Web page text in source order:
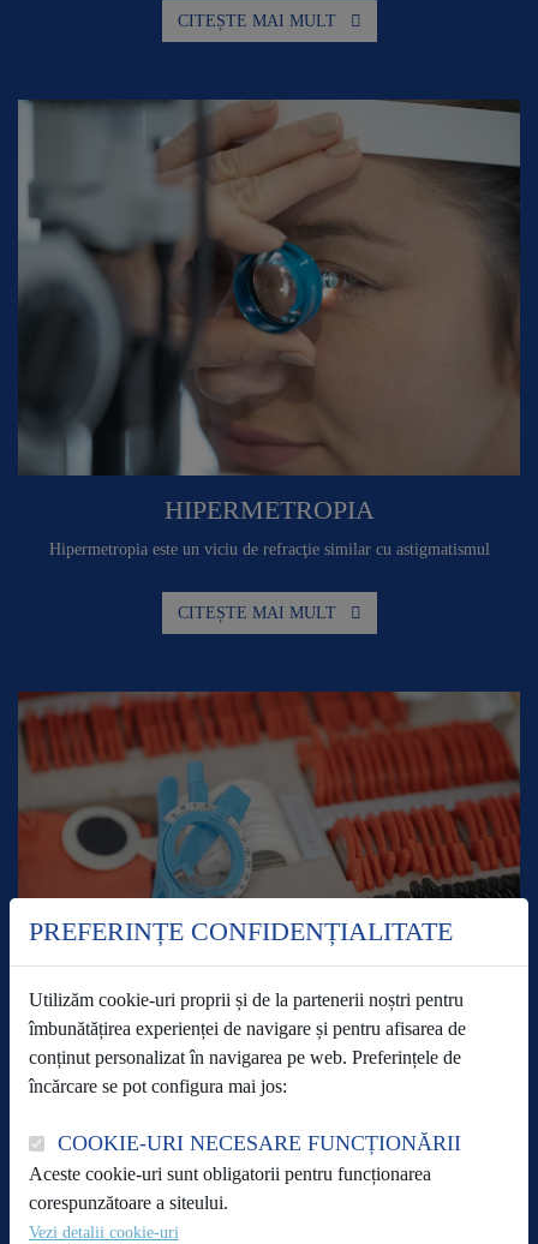
CITEȘTE MAI MULT
HIPERMETROPIA
Hipermetropia este un viciu de refracţie similar cu astigmatismul
CITEȘTE MAI MULT
MIOPIA
Miopia afectează aproximativ 25% din populație
CITEȘTE MAI MULT
PREFERINȚE CONFIDENȚIALITATE
Utilizăm cookie-uri proprii și de la partenerii noștri pentru
îmbunătățirea experienței de navigare și pentru afisarea de
conținut personalizat în navigarea pe web. Preferințele de
încărcare se pot configura mai jos:
COOKIE-URI NECESARE FUNCȚIONĂRII
Aceste cookie-uri sunt obligatorii pentru funcționarea
corespunzătoare a siteului.
Vezi detalii cookie-uri